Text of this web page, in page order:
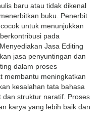
baru atau tidak dikenal
buku. Penerbit
untuk menunjukkan
pada
Jasa Editing
jasa penyuntingan dan
dalam proses
membantu meningkatkan
kesalahan tata bahasa
struktur naratif. Proses
karya yang lebih baik dan